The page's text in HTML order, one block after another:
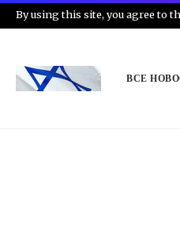
By using this site, you agree to
ВСЕ